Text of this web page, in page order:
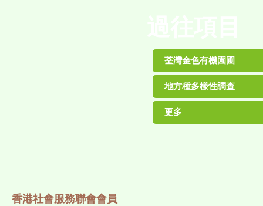
荃灣金色有機園圃
地方種多樣性調查
更多
香港社會服務聯會會員